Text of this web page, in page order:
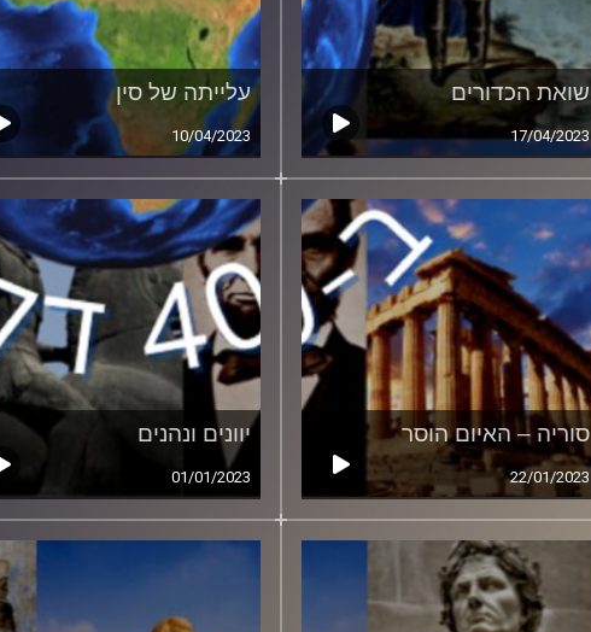
שואת הכדורים
17/04/2023
עלייתה של סין
10/04/2023
סוריה – האיום הוסר
22/01/2023
יוונים ונהנים
01/01/2023